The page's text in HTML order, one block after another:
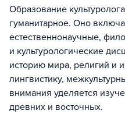
Образование
гуманитарное. Оно
естественнонаучные,
и культурологические
историю мира, религий и
лингвистику,
внимания уделяется
древних и восточных.